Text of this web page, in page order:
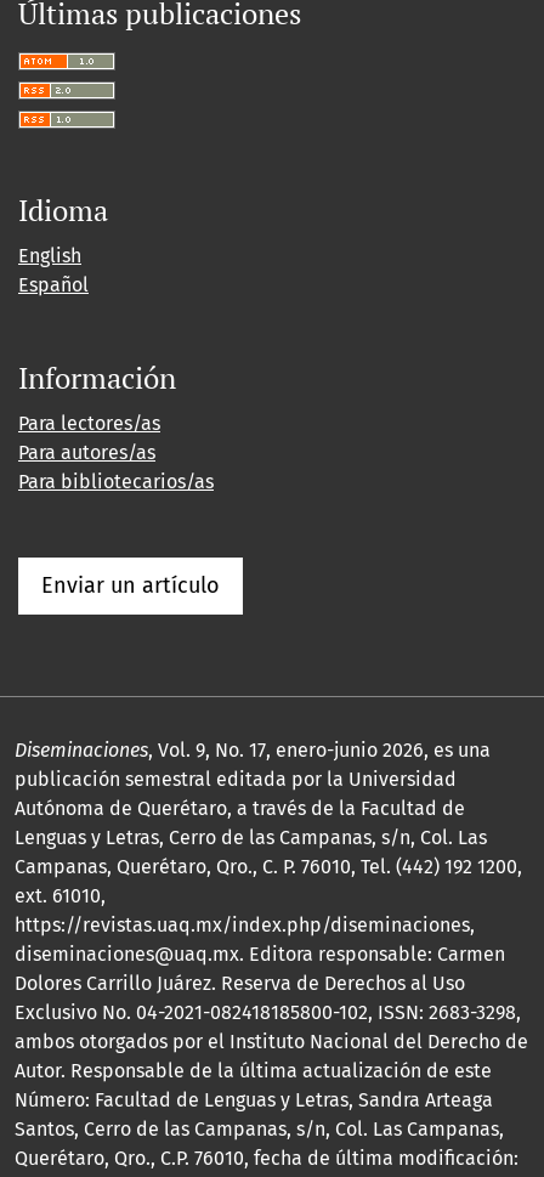
Últimas publicaciones
Idioma
English
Español
Información
Para lectores/as
Para autores/as
Para bibliotecarios/as
Enviar un artículo
Diseminaciones, Vol. 9, No. 17, enero-junio 2026, es una
publicación semestral editada por la Universidad
Autónoma de Querétaro, a través de la Facultad de
Lenguas y Letras, Cerro de las Campanas, s/n, Col. Las
Campanas, Querétaro, Qro., C. P. 76010, Tel. (442) 192 1200,
ext. 61010,
https://revistas.uaq.mx/index.php/diseminaciones,
diseminaciones@uaq.mx. Editora responsable: Carmen
Dolores Carrillo Juárez. Reserva de Derechos al Uso
Exclusivo No. 04-2021-082418185800-102, ISSN: 2683-3298,
ambos otorgados por el Instituto Nacional del Derecho de
Autor. Responsable de la última actualización de este
Número: Facultad de Lenguas y Letras, Sandra Arteaga
Santos, Cerro de las Campanas, s/n, Col. Las Campanas,
Querétaro, Qro., C.P. 76010, fecha de última modificación: